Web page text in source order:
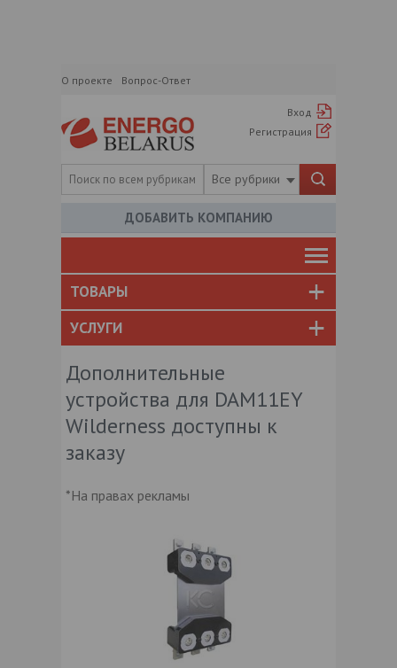
О проекте Вопрос-Ответ
Вход
Регистрация
Все рубрики
ДОБАВИТЬ КОМПАНИЮ
ТОВАРЫ
УСЛУГИ
Дополнительные
устройства для DAM11EY
Wilderness доступны к
заказу
*На правах рекламы